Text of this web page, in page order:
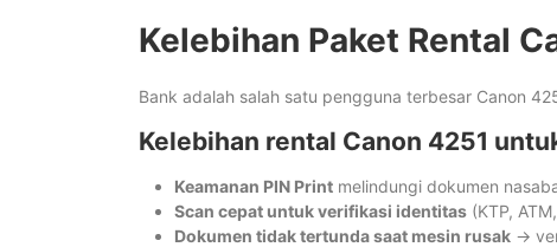
Kelebihan Paket Rental
Bank adalah salah satu pengguna terbesar Canon
Kelebihan rental Canon 4251
Keamanan PIN Print melindungi dokumen
Scan cepat untuk verifikasi identitas (KTP,
Dokumen tidak tertunda saat mesin rusak →